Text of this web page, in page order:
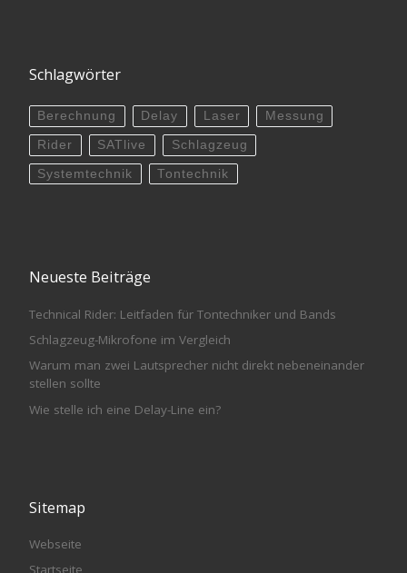
Schlagwörter
Berechnung Delay Laser Messung
Rider SATlive Schlagzeug
Systemtechnik Tontechnik
Neueste Beiträge
Technical Rider: Leitfaden für Tontechniker und Bands
Schlagzeug-Mikrofone im Vergleich
Warum man zwei Lautsprecher nicht direkt nebeneinander
stellen sollte
Wie stelle ich eine Delay-Line ein?
Sitemap
Webseite
Startseite